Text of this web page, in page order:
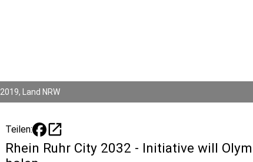
2019, Land NRW
Teilen: open_in_new
Rhein Ruhr City 2032 - Initiative will